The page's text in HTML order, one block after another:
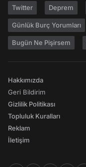
Twitter Deprem
Günlük Burç Yorumları
Bugün Ne Pişirsem
Hakkımızda
Geri Bildirim
Gizlilik Politikası
Topluluk Kuralları
Reklam
İletişim